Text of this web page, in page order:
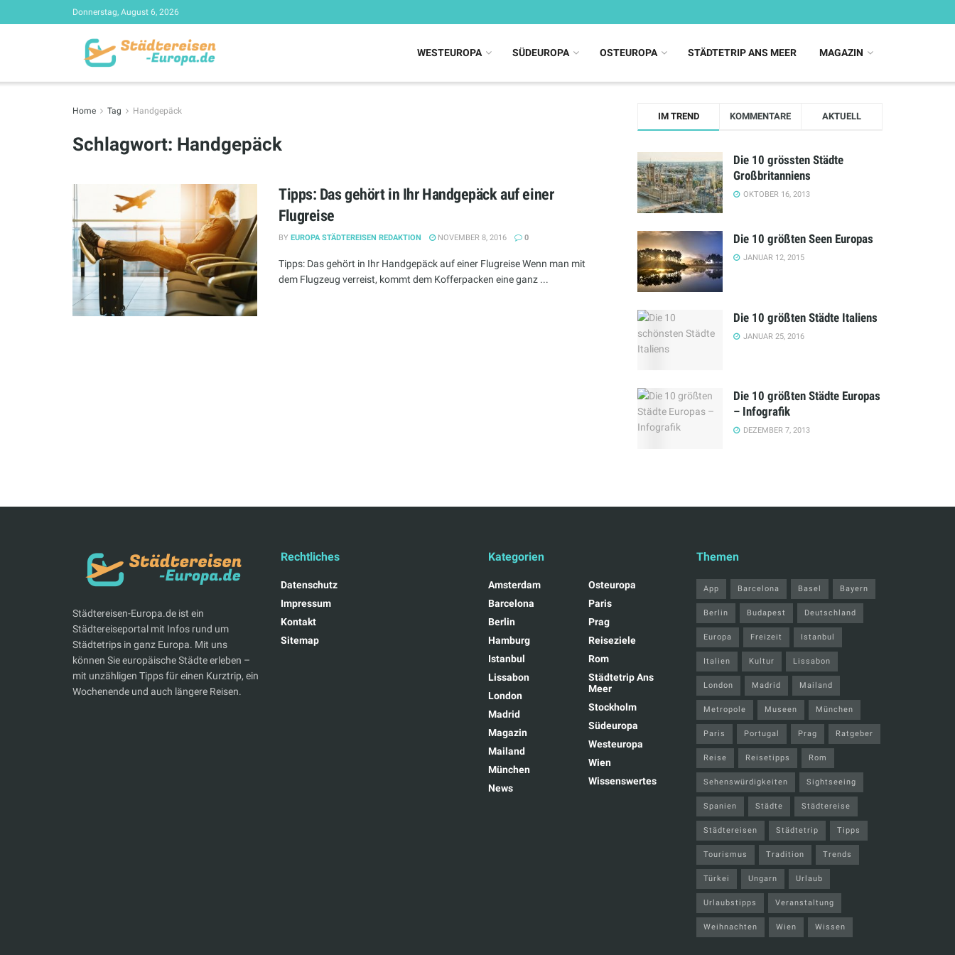
Donnerstag, August 6, 2026
WESTEUROPA SÜDEUROPA OSTEUROPA STÄDTETRIP ANS MEER MAGAZIN
Home Tag Handgepäck
Schlagwort: Handgepäck
Tipps: Das gehört in Ihr Handgepäck auf einer
Flugreise
BY EUROPA STÄDTEREISEN REDAKTION NOVEMBER 8, 2016 0
Tipps: Das gehört in Ihr Handgepäck auf einer Flugreise Wenn man mit
dem Flugzeug verreist, kommt dem Kofferpacken eine ganz ...
IM TREND KOMMENTARE AKTUELL
Die 10 grössten Städte
Großbritanniens
OKTOBER 16, 2013
Die 10 größten Seen Europas
JANUAR 12, 2015
Die 10 größten Städte Italiens
JANUAR 25, 2016
Die 10 größten Städte Europas
– Infografik
DEZEMBER 7, 2013
Städtereisen-Europa.de ist ein
Städtereiseportal mit Infos rund um
Städtetrips in ganz Europa. Mit uns
können Sie europäische Städte erleben –
mit unzähligen Tipps für einen Kurztrip, ein
Wochenende und auch längere Reisen.
Rechtliches
Datenschutz
Impressum
Kontakt
Sitemap
Kategorien
Amsterdam
Barcelona
Berlin
Hamburg
Istanbul
Lissabon
London
Madrid
Magazin
Mailand
München
News
Osteuropa
Paris
Prag
Reiseziele
Rom
Städtetrip Ans
Meer
Stockholm
Südeuropa
Westeuropa
Wien
Wissenswertes
Themen
App Barcelona Basel Bayern
Berlin Budapest Deutschland
Europa Freizeit Istanbul
Italien Kultur Lissabon
London Madrid Mailand
Metropole Museen München
Paris Portugal Prag Ratgeber
Reise Reisetipps Rom
Sehenswürdigkeiten Sightseeing
Spanien Städte Städtereise
Städtereisen Städtetrip Tipps
Tourismus Tradition Trends
Türkei Ungarn Urlaub
Urlaubstipps Veranstaltung
Weihnachten Wien Wissen